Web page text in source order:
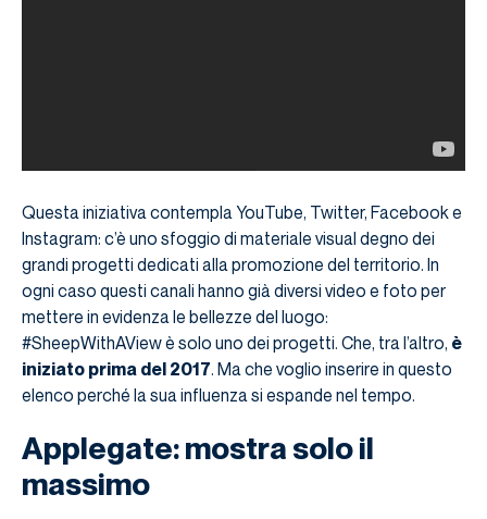
Questa iniziativa contempla YouTube, Twitter, Facebook e
Instagram: c’è uno sfoggio di materiale visual degno dei
grandi progetti dedicati alla promozione del territorio. In
ogni caso questi canali hanno già diversi video e foto per
mettere in evidenza le bellezze del luogo:
#SheepWithAView è solo uno dei progetti. Che, tra l’altro, è
iniziato prima del 2017. Ma che voglio inserire in questo
elenco perché la sua influenza si espande nel tempo.
Applegate: mostra solo il
massimo